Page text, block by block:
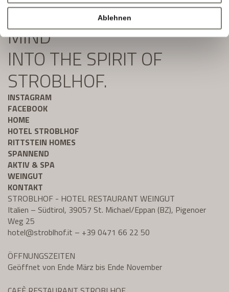
Ablehnen
SLIP YOUR BODY AND
MIND
INTO THE SPIRIT OF
STROBLHOF.
INSTAGRAM
FACEBOOK
HOME
HOTEL STROBLHOF
RITTSTEIN HOMES
SPANNEND
AKTIV & SPA
WEINGUT
KONTAKT
STROBLHOF - HOTEL RESTAURANT WEINGUT
Italien – Südtirol, 39057 St. Michael/Eppan (BZ), Pigenoer
Weg 25
hotel@stroblhof.it – +39 0471 66 22 50
ÖFFNUNGSZEITEN
Geöffnet von Ende März bis Ende November